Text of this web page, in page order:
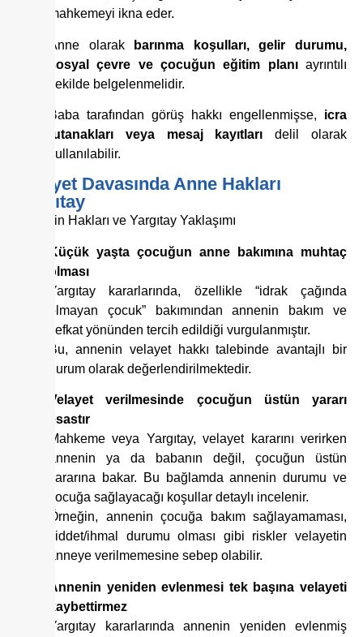
mahkemeyi ikna eder.
Anne olarak
barınma koşulları, gelir durumu,
sosyal çevre ve çocuğun eğitim planıayrıntılı
şekilde belgelenmelidir.
Baba tarafından görüş hakkı engellenmişse, icra
tutanakları veya mesaj kayıtları delil olarak
kullanılabilir.
Velayet Davasında Anne Hakları
Yargıtay
Annenin Hakları ve Yargıtay Yaklaşımı
Küçük yaşta çocuğun anne bakımına muhtaç
olması
Yargıtay kararlarında, özellikle “idrak çağında
olmayan çocuk” bakımından annenin bakım ve
şefkat yönünden tercih edildiği vurgulanmıştır.
Bu, annenin velayet hakkı talebinde avantajlı bir
durum olarak değerlendirilmektedir.
Velayet verilmesinde çocuğun üstün yararı
esastır
Mahkeme veya Yargıtay, velayet kararını verirken
annenin ya da babanın değil, çocuğun üstün
yararına bakar. Bu bağlamda annenin durumu ve
çocuğa sağlayacağı koşullar detaylı incelenir.
Örneğin, annenin çocuğa bakım sağlayamaması,
şiddet/ihmal durumu olması gibi riskler velayetin
anneye verilmemesine sebep olabilir.
Annenin yeniden evlenmesi tek başına velayeti
kaybettirmez
Yargıtay kararlarında annenin yeniden evlenmiş